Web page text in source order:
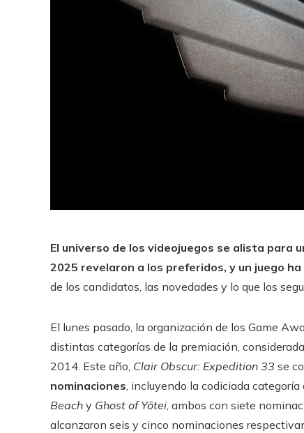
El universo de los videojuegos se alista para
2025 revelaron a los preferidos, y un juego
de los candidatos, las novedades y lo que los
El lunes pasado, la organización de los Game
distintas categorías de la premiación,
2014. Este año, Clair Obscur: Expedition 33 se
nominaciones, incluyendo la codiciada categoría
Beach y Ghost of Yōtei, ambos con siete
alcanzaron seis y cinco nominaciones